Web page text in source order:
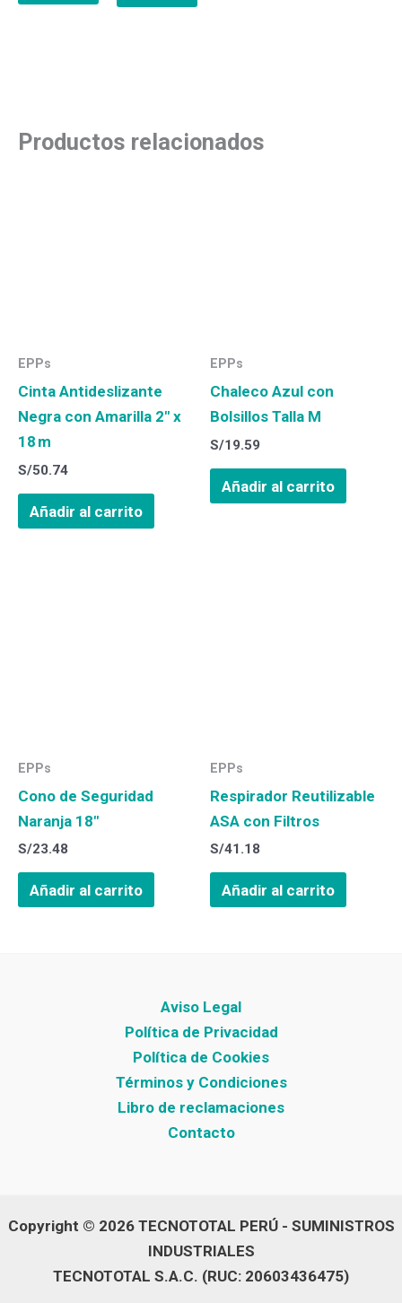
Productos relacionados
EPPs
Cinta Antideslizante
Negra con Amarilla 2″ x
18 m
S/50.74
Añadir al carrito
EPPs
Chaleco Azul con
Bolsillos Talla M
S/19.59
Añadir al carrito
EPPs
Cono de Seguridad
Naranja 18″
S/23.48
Añadir al carrito
EPPs
Respirador Reutilizable
ASA con Filtros
S/41.18
Añadir al carrito
Aviso Legal
Política de Privacidad
Política de Cookies
Términos y Condiciones
Libro de reclamaciones
Contacto
Copyright © 2026 TECNOTOTAL PERÚ - SUMINISTROS
INDUSTRIALES
TECNOTOTAL S.A.C. (RUC: 20603436475)